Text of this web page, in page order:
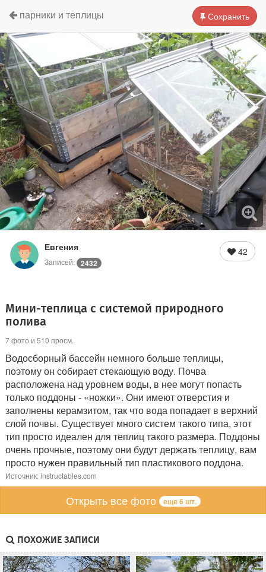
Сохранить
парники и теплицы
Евгения
Записей: 2432
42
Мини-теплица с системой природного
полива
7 фото и 510 просм.
Водосборный бассейн немного больше теплицы,
поэтому он собирает стекающую воду. Почва
расположена над уровнем воды, в нее могут попасть
только поддоны - «ножки». Они имеют отверстия и
заполнены керамзитом, так что вода попадает в верхний
слой почвы. Существует много систем такого типа, этот
тип просто идеален для теплиц такого размера. Поддоны
очень прочные, поэтому они будут держать теплицу, вам
просто нужен правильный тип пластикового поддона.
Источник: instructables.com
Открыть все фото еще 6 шт.
ПОХОЖИЕ ЗАПИСИ